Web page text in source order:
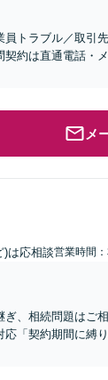
トラブル／取引
約は直通電話・
メ
)は応相談営業時間
、相続問題はご
「契約期間に縛